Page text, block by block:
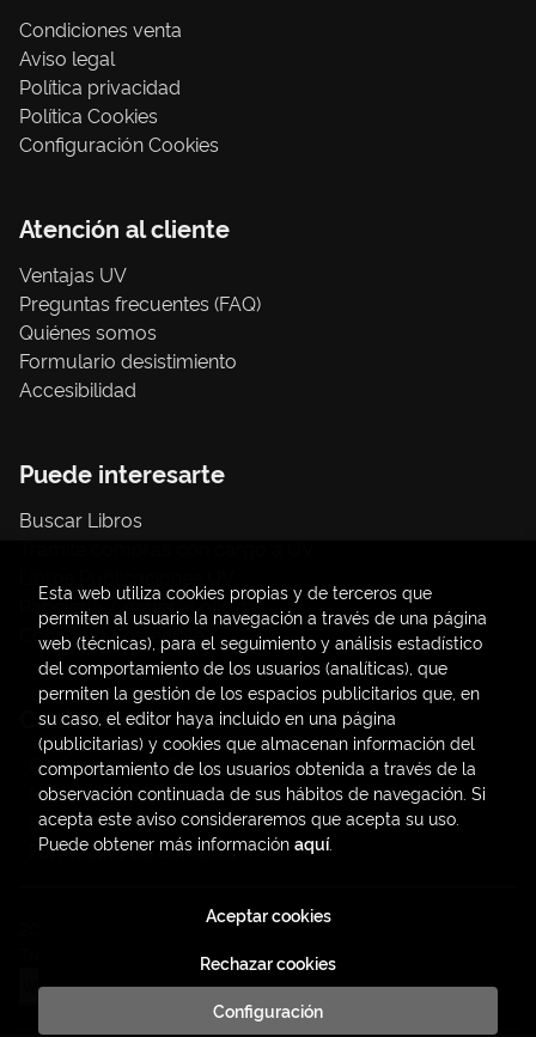
Condiciones venta
Aviso legal
Política privacidad
Política Cookies
Configuración Cookies
Atención al cliente
Ventajas UV
Preguntas frecuentes (FAQ)
Quiénes somos
Formulario desistimiento
Accesibilidad
Puede interesarte
Buscar Libros
Papelería / material oficina
Consumo Sostenible
Contacto
C/ Amadeo de Saboya, 4
(+34) 963828968
latendauv@fundacio.es
Formulario de contacto
. Todos los Derechos Reservados |
Esta web utiliza cookies propias y de terceros que
permiten al usuario la navegación a través de una página
web (técnicas), para el seguimiento y análisis estadístico
del comportamiento de los usuarios (analíticas), que
permiten la gestión de los espacios publicitarios que, en
su caso, el editor haya incluido en una página
(publicitarias) y cookies que almacenan información del
comportamiento de los usuarios obtenida a través de la
observación continuada de sus hábitos de navegación. Si
acepta este aviso consideraremos que acepta su uso.
Puede obtener más información aquí.
Configuración
Rechazar cookies
Aceptar cookies